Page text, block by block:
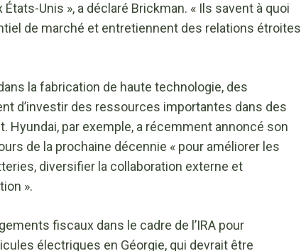
Unis », a déclaré Brickman. « Ils savent à quoi
de marché et entretiennent des relations étroites
la fabrication de haute technologie, des
d’investir des ressources importantes dans des
par exemple, a récemment annoncé son
de la prochaine décennie « pour améliorer les
diversifier la collaboration externe et
».
fiscaux dans le cadre de l’IRA pour
électriques en Géorgie, qui devrait être